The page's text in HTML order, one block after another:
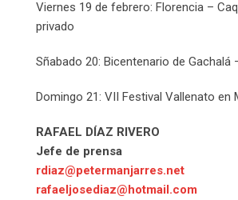
Viernes 19 de febrero: Florencia –
privado
Sñabado 20: Bicentenario de Gachalá
Domingo 21: VII Festival Vallenato en
RAFAEL DÍAZ
Jefe de prensa
rdiaz@petermanjarres.net
rafaeljosediaz@hotmail.com